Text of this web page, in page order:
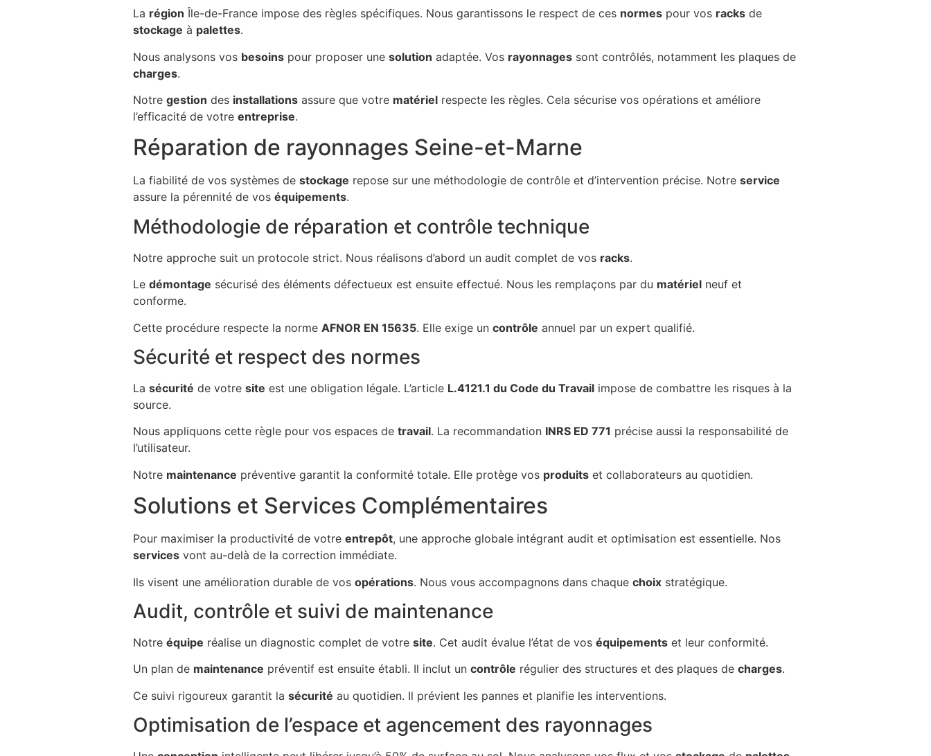
La région Île-de-France impose des règles spécifiques. Nous garantissons le respect de ces normes pour vos racks de
stockage à palettes.
Nous analysons vos besoins pour proposer une solution adaptée. Vos rayonnages sont contrôlés, notamment les plaques de
charges.
Notre gestion des installations assure que votre matériel respecte les règles. Cela sécurise vos opérations et améliore
l’efficacité de votre entreprise.
Réparation de rayonnages Seine-et-Marne
La fiabilité de vos systèmes de stockage repose sur une méthodologie de contrôle et d’intervention précise. Notre service
assure la pérennité de vos équipements.
Méthodologie de réparation et contrôle technique
Notre approche suit un protocole strict. Nous réalisons d’abord un audit complet de vos racks.
Le démontage sécurisé des éléments défectueux est ensuite effectué. Nous les remplaçons par du matériel neuf et
conforme.
Cette procédure respecte la norme AFNOR EN 15635. Elle exige un contrôle annuel par un expert qualifié.
Sécurité et respect des normes
La sécurité de votre site est une obligation légale. L’article L.4121.1 du Code du Travail impose de combattre les risques à la
source.
Nous appliquons cette règle pour vos espaces de travail. La recommandation INRS ED 771 précise aussi la responsabilité de
l’utilisateur.
Notre maintenance préventive garantit la conformité totale. Elle protège vos produits et collaborateurs au quotidien.
Solutions et Services Complémentaires
Pour maximiser la productivité de votre entrepôt, une approche globale intégrant audit et optimisation est essentielle. Nos
services vont au-delà de la correction immédiate.
Ils visent une amélioration durable de vos opérations. Nous vous accompagnons dans chaque choix stratégique.
Audit, contrôle et suivi de maintenance
Notre équipe réalise un diagnostic complet de votre site. Cet audit évalue l’état de vos équipements et leur conformité.
Un plan de maintenance préventif est ensuite établi. Il inclut un contrôle régulier des structures et des plaques de charges.
Ce suivi rigoureux garantit la sécurité au quotidien. Il prévient les pannes et planifie les interventions.
Optimisation de l’espace et agencement des rayonnages